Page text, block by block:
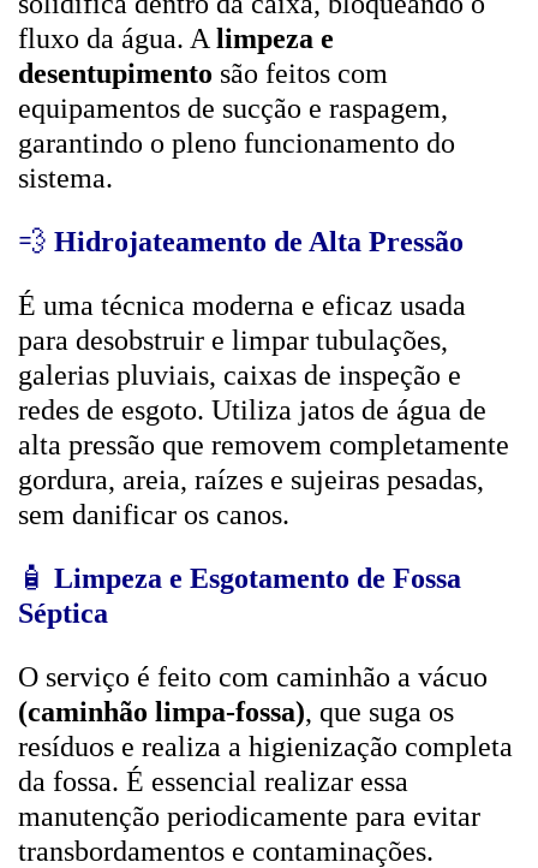
fluxo da água. A limpeza e
desentupimento são feitos com
equipamentos de sucção e raspagem,
garantindo o pleno funcionamento do
sistema.
💨 Hidrojateamento de Alta Pressão
É uma técnica moderna e eficaz usada
para desobstruir e limpar tubulações,
galerias pluviais, caixas de inspeção e
redes de esgoto. Utiliza jatos de água de
alta pressão que removem completamente
gordura, areia, raízes e sujeiras pesadas,
sem danificar os canos.
🧴 Limpeza e Esgotamento de Fossa
Séptica
O serviço é feito com caminhão a vácuo
(caminhão limpa-fossa), que suga os
resíduos e realiza a higienização completa
da fossa. É essencial realizar essa
manutenção periodicamente para evitar
transbordamentos e contaminações.